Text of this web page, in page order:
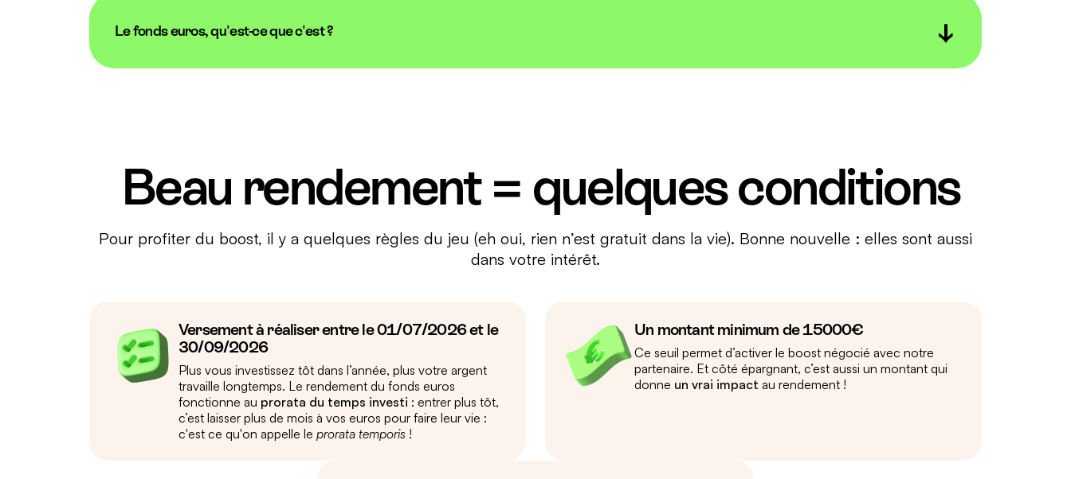
Le fonds euros, qu'est-ce que c'est ?
Un fonds en euros est un type de placement financier utilisé dans les contrats d'assurance-vie et les Plans Épargne Retraite. Il est caractérisé parune
Beau rendement = quelques conditions
Pour profiter du boost, il y a quelques règles du jeu (eh oui, rien n’est gratuit dans la vie). Bonne nouvelle : elles sont aussi
dans votre intérêt.
Versement à réaliser entre le 01/07/2026 et le
30/09/2026
Plus vous investissez tôt dans l’année, plus votre argent
travaille longtemps. Le rendement du fonds euros
fonctionne au prorata du temps investi : entrer plus tôt,
c’est laisser plus de mois à vos euros pour faire leur vie :
c'est ce qu'on appelle le prorata temporis !
Un montant minimum de 15000€
Ce seuil permet d’activer le boost négocié avec notre
partenaire. Et côté épargnant, c’est aussi un montant qui
donne un vrai impact au rendement !